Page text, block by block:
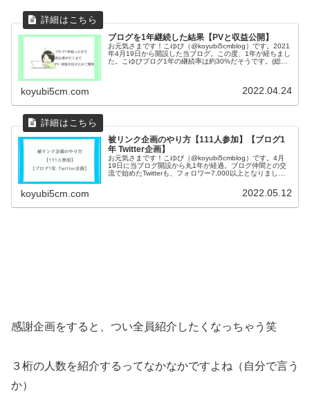
ブログを1年継続した結果【PVと収益公開】
お元気さまです！こゆび（@koyubi5cmblog）です。2021
年4月19日から開設した当ブログ。この度、1年が経ちまし
た。こゆびブログ1年の継続率は約30%だそうです。(総務
koyubi5cm.com 2022.04.24
被リンク企画のやり方【111人参加】【ブログ1
年 Twitter企画】
お元気さまです！こゆび（@koyubi5cmblog）です。4月
19日に当ブログ開設から丸1年が経過。ブログ仲間との交
流で始めたTwitterも、フォロワー7,000以上となりまし
koyubi5cm.com 2022.05.12
感謝企画をすると、つい全員紹介したくなっちゃう笑
３桁の人数を紹介するってなかなかですよね（自分で言う
か）